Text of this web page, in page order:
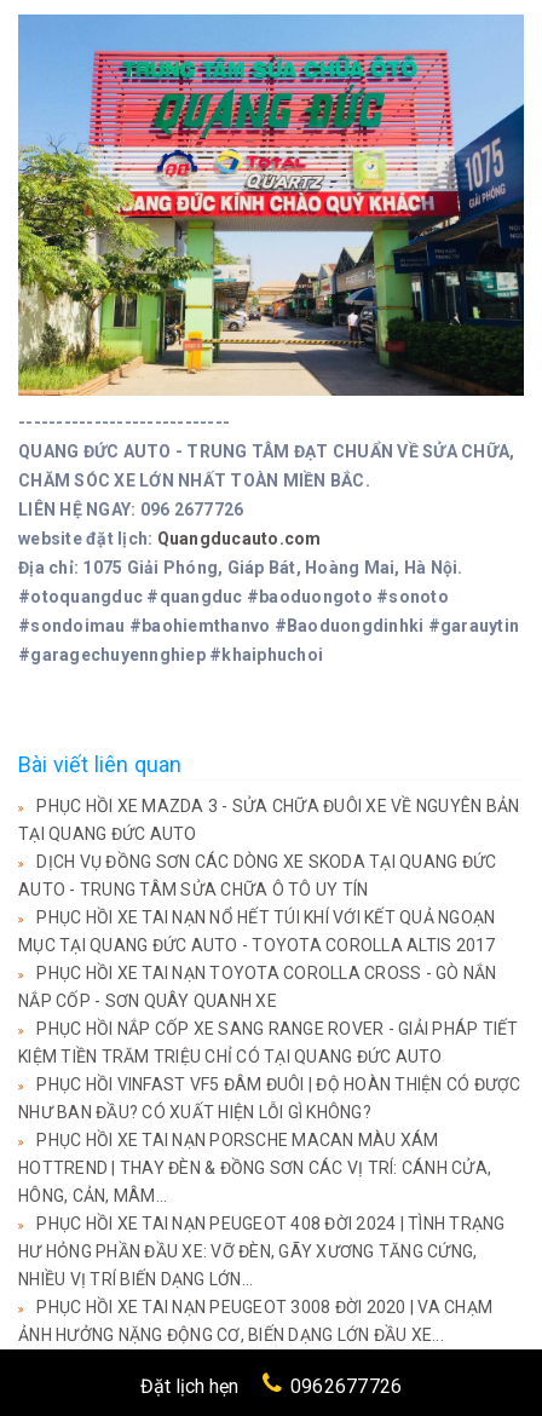
----------------------------
QUANG ĐỨC AUTO - TRUNG TÂM ĐẠT CHUẨN VỀ SỬA CHỮA,
CHĂM SÓC XE LỚN NHẤT TOÀN MIỀN BẮC.
LIÊN HỆ NGAY: 096 2677726
website đặt lịch: Quangducauto.com
Địa chỉ: 1075 Giải Phóng, Giáp Bát, Hoàng Mai, Hà Nội.
#otoquangduc #quangduc #baoduongoto #sonoto
#sondoimau #baohiemthanvo #Baoduongdinhki #garauytin
#garagechuyennghiep #khaiphuchoi
Bài viết liên quan
PHỤC HỒI XE MAZDA 3 - SỬA CHỮA ĐUÔI XE VỀ NGUYÊN BẢN
TẠI QUANG ĐỨC AUTO
DỊCH VỤ ĐỒNG SƠN CÁC DÒNG XE SKODA TẠI QUANG ĐỨC
AUTO - TRUNG TÂM SỬA CHỮA Ô TÔ UY TÍN
PHỤC HỒI XE TAI NẠN NỔ HẾT TÚI KHÍ VỚI KẾT QUẢ NGOẠN
MỤC TẠI QUANG ĐỨC AUTO - TOYOTA COROLLA ALTIS 2017
PHỤC HỒI XE TAI NẠN TOYOTA COROLLA CROSS - GÒ NẮN
NẮP CỐP - SƠN QUÂY QUANH XE
PHỤC HỒI NẮP CỐP XE SANG RANGE ROVER - GIẢI PHÁP TIẾT
KIỆM TIỀN TRĂM TRIỆU CHỈ CÓ TẠI QUANG ĐỨC AUTO
PHỤC HỒI VINFAST VF5 ĐÂM ĐUÔI | ĐỘ HOÀN THIỆN CÓ ĐƯỢC
NHƯ BAN ĐẦU? CÓ XUẤT HIỆN LỖI GÌ KHÔNG?
PHỤC HỒI XE TAI NẠN PORSCHE MACAN MÀU XÁM
HOTTREND | THAY ĐÈN & ĐỒNG SƠN CÁC VỊ TRÍ: CÁNH CỬA,
HÔNG, CẢN, MÂM...
PHỤC HỒI XE TAI NẠN PEUGEOT 408 ĐỜI 2024 | TÌNH TRẠNG
HƯ HỎNG PHẦN ĐẦU XE: VỠ ĐÈN, GÃY XƯƠNG TĂNG CỨNG,
NHIỀU VỊ TRÍ BIẾN DẠNG LỚN...
PHỤC HỒI XE TAI NẠN PEUGEOT 3008 ĐỜI 2020 | VA CHẠM
ẢNH HƯỞNG NẶNG ĐỘNG CƠ, BIẾN DẠNG LỚN ĐẦU XE...
Đặt lịch hẹn 0962677726